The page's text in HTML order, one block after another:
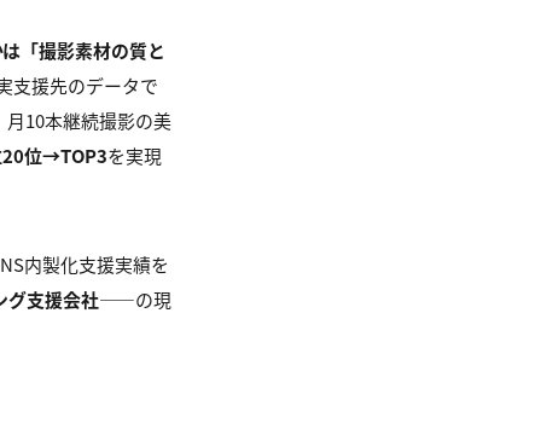
「撮影素材の質と
支援先のデータで
10本継続撮影の美
位→TOP3を実現
内製化支援実績を
グ支援会社——の現